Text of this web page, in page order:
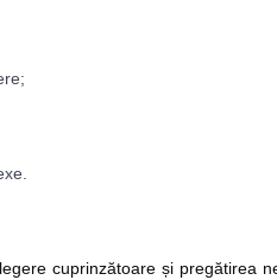
cuprinzătoare și pregătirea